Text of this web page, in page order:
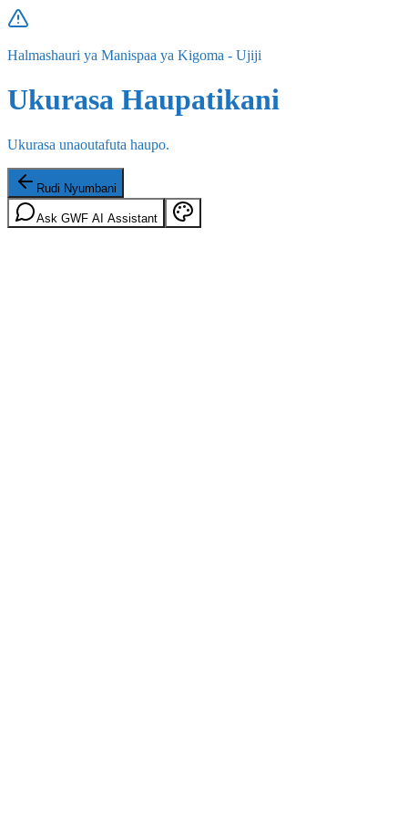
Halmashauri ya Manispaa ya Kigoma - Ujiji
Ukurasa Haupatikani
Ukurasa unaoutafuta haupo.
Rudi Nyumbani
Ask GWF AI Assistant